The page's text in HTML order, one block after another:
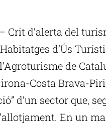
Crit d’alerta del
d’Ús
de
Costa Brava-
d’un sector que,
En un